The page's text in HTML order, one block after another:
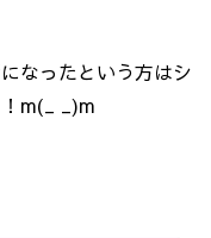
なったという方はシ
m(_ _)m